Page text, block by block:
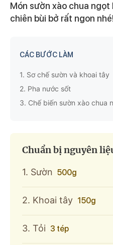
Món sườn xào chua
chiên bùi bở rất ngon nhé!
CÁC BƯỚC LÀM
1. Sơ chế sườn và khoai tây
2. Pha nước sốt
3. Chế biến sườn xào chua
Chuẩn bị nguyên
1. Sườn 500g
2. Khoai tây 150g
3. Tỏi 3 tép